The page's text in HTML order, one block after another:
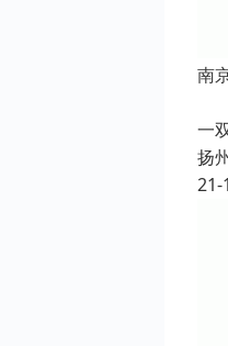
南
一
扬
21-